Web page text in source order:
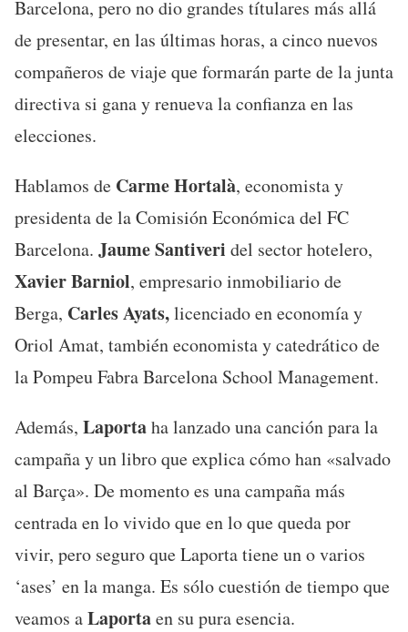
Barcelona, pero no dio grandes títulares más allá
de presentar, en las últimas horas, a cinco nuevos
compañeros de viaje que formarán parte de la junta
directiva si gana y renueva la confianza en las
elecciones.
Hablamos de Carme Hortalà, economista y
presidenta de la Comisión Económica del FC
Barcelona. Jaume Santiveri del sector hotelero,
Xavier Barniol, empresario inmobiliario de
Berga, Carles Ayats,licenciado en economía y
Oriol Amat, también economista y catedrático de
la Pompeu Fabra Barcelona School Management.
Además, Laportaha lanzado una canción para la
campaña y un libro que explica cómo han «salvado
al Barça». De momento es una campaña más
centrada en lo vivido que en lo que queda por
vivir, pero seguro que Laporta tiene un o varios
‘ases’ en la manga. Es sólo cuestión de tiempo que
veamos aLaportaen su pura esencia.